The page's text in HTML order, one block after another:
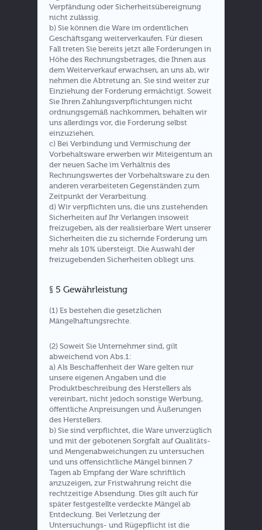
Verpfändung oder Sicherheitsübereignung
nicht zulässig.
b) Sie können die Ware im ordentlichen
Geschäftsgang weiterverkaufen. Für diesen
Fall treten Sie bereits jetzt alle Forderungen in
Höhe des Rechnungsbetrages, die Ihnen aus
dem Weiterverkauf erwachsen, an uns ab, wir
nehmen die Abtretung an. Sie sind weiter zur
Einziehung der Forderung ermächtigt. Soweit
Sie Ihren Zahlungsverpflichtungen nicht
ordnungsgemäß nachkommen, behalten wir
uns allerdings vor, die Forderung selbst
einzuziehen.
c) Bei Verbindung und Vermischung der
Vorbehaltsware erwerben wir Miteigentum an
der neuen Sache im Verhältnis des
Rechnungswertes der Vorbehaltsware zu den
anderen verarbeiteten Gegenständen zum
Zeitpunkt der Verarbeitung.
d) Wir verpflichten uns, die uns zustehenden
Sicherheiten auf Ihr Verlangen insoweit
freizugeben, als der realisierbare Wert unserer
Sicherheiten die zu sichernde Forderung um
mehr als 10% übersteigt. Die Auswahl der
freizugebenden Sicherheiten obliegt uns.
§ 5 Gewährleistung
(1) Es bestehen die gesetzlichen
Mängelhaftungsrechte.
(2) Soweit Sie Unternehmer sind, gilt
abweichend von Abs.1:
a) Als Beschaffenheit der Ware gelten nur
unsere eigenen Angaben und die
Produktbeschreibung des Herstellers als
vereinbart, nicht jedoch sonstige Werbung,
öffentliche Anpreisungen und Äußerungen
des Herstellers.
b) Sie sind verpflichtet, die Ware unverzüglich
und mit der gebotenen Sorgfalt auf Qualitäts-
und Mengenabweichungen zu untersuchen
und uns offensichtliche Mängel binnen 7
Tagen ab Empfang der Ware schriftlich
anzuzeigen, zur Fristwahrung reicht die
rechtzeitige Absendung. Dies gilt auch für
später festgestellte verdeckte Mängel ab
Entdeckung. Bei Verletzung der
Untersuchungs- und Rügepflicht ist die